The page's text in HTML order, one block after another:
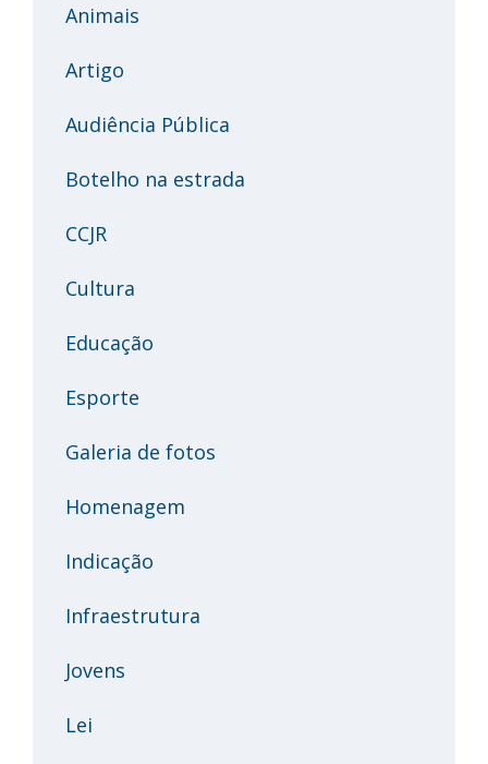
Animais
Artigo
Audiência Pública
Botelho na estrada
CCJR
Cultura
Educação
Esporte
Galeria de fotos
Homenagem
Indicação
Infraestrutura
Jovens
Lei